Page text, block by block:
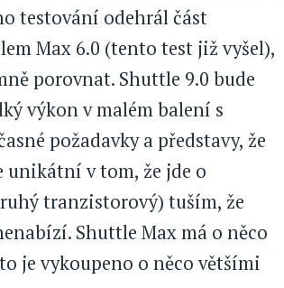
testování odehrál část
Max 6.0 (tento test již vyšel),
porovnat. Shuttle 9.0 bude
výkon v malém balení s
požadavky a představy, že
unikátní v tom, že jde o
tranzistorový) tuším, že
Shuttle Max má o něco
je vykoupeno o něco většími